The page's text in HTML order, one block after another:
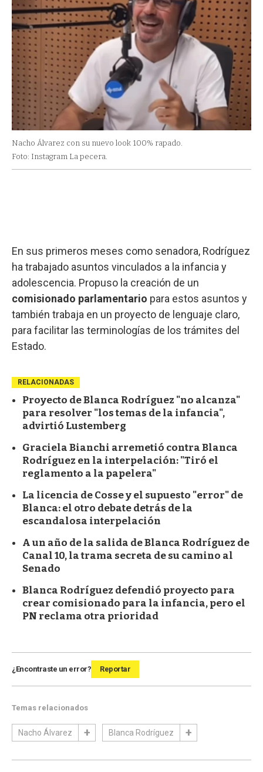
Nacho Álvarez con su nuevo look 100% rapado.
Foto: Instagram La pecera.
En sus primeros meses como senadora, Rodríguez
ha trabajado asuntos vinculados a la infancia y
adolescencia. Propuso la creación de un
comisionado parlamentario para estos asuntos y
también trabaja en un proyecto de lenguaje claro,
para facilitar las terminologías de los trámites del
Estado.
RELACIONADAS
Proyecto de Blanca Rodríguez "no alcanza"
para resolver "los temas de la infancia",
advirtió Lustemberg
Graciela Bianchi arremetió contra Blanca
Rodríguez en la interpelación: "Tiró el
reglamento a la papelera"
La licencia de Cosse y el supuesto "error" de
Blanca: el otro debate detrás de la
escandalosa interpelación
A un año de la salida de Blanca Rodríguez de
Canal 10, la trama secreta de su camino al
Senado
Blanca Rodríguez defendió proyecto para
crear comisionado para la infancia, pero el
PN reclama otra prioridad
¿Encontraste un error? Reportar
Temas relacionados
Nacho Álvarez Blanca Rodríguez